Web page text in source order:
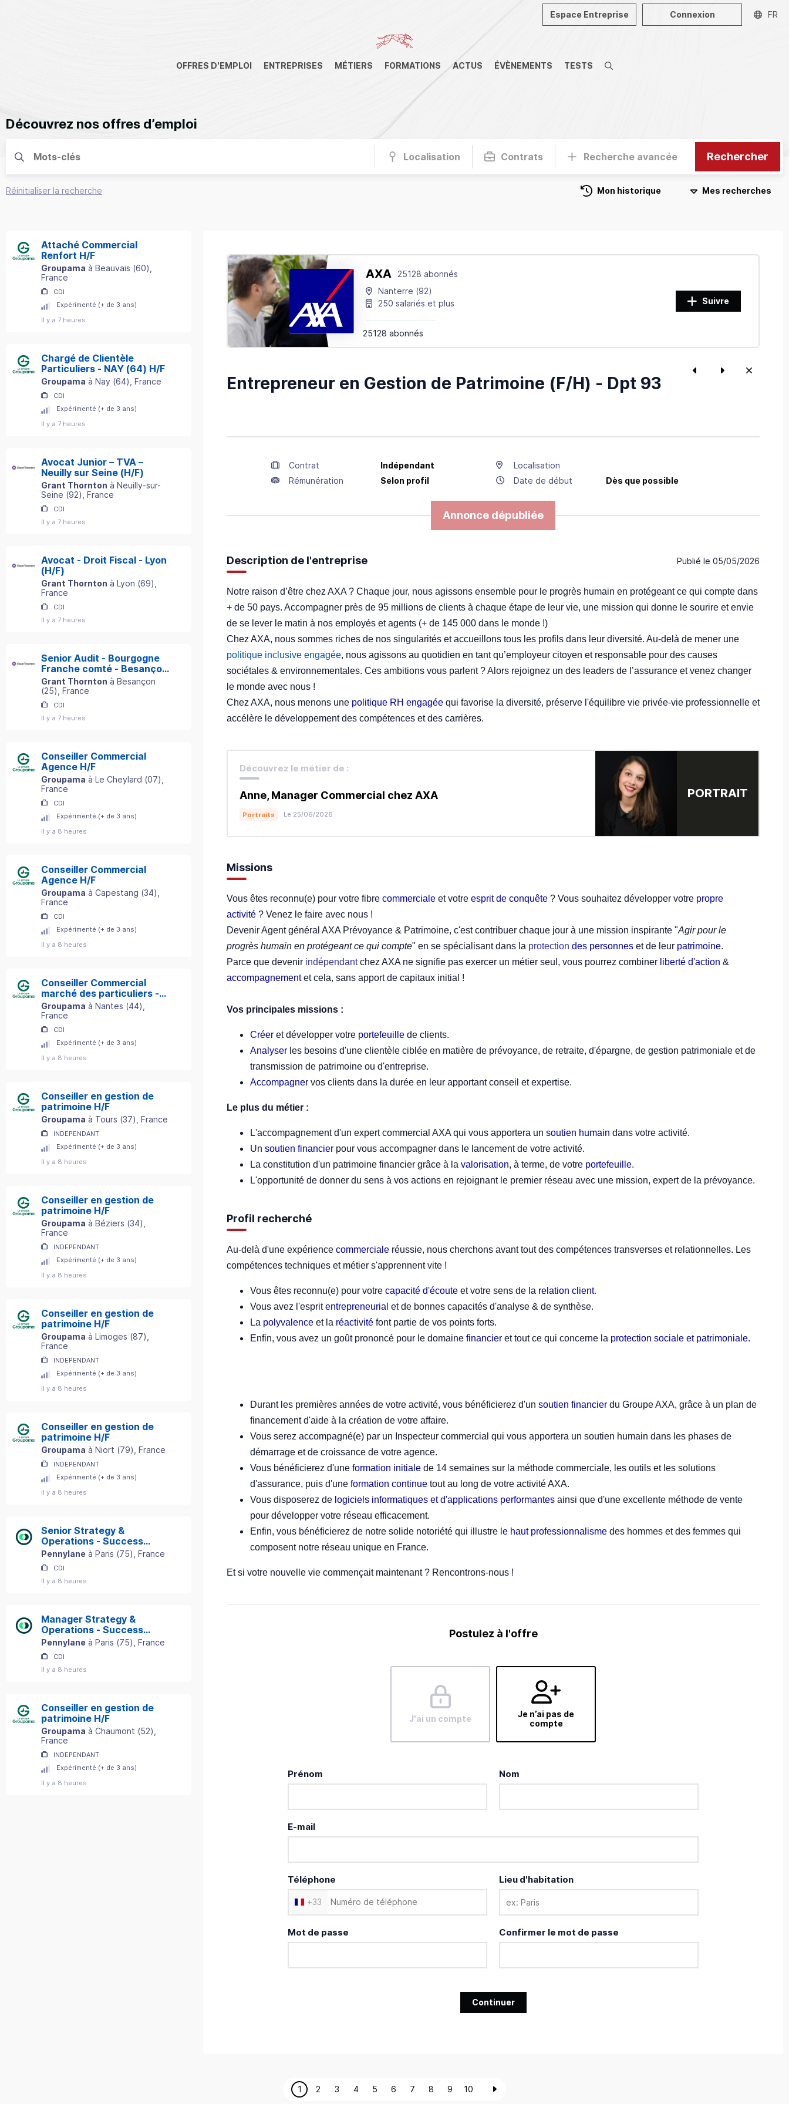
OFFRES D'EMPLOI ENTREPRISES MÉTIERS FORMATIONS ACTUS ÉVÈNEMENTS TESTS Recherche
Espace Entreprise Connexion FR
Découvrez nos offres d’emploi
Localisation Contrats Recherche avancée Rechercher
Réinitialiser la recherche Mon historique Mes recherches
Attaché Commercial
Renfort H/F
Groupama à Beauvais (60)
France
CDI
Expérimenté (+ de 3 ans)
Il y a 7 heures
Chargé de Clientèle
Particuliers - NAY (64) H/F
Groupama à Nay (64) , France
CDI
Expérimenté (+ de 3 ans)
Il y a 7 heures
Avocat Junior – TVA –
Neuilly sur Seine (H/F)
Grant Thornton à Neuilly-sur-
Seine (92) , France
CDI
Il y a 7 heures
Avocat - Droit Fiscal - Lyon
(H/F)
Grant Thornton à Lyon (69)
France
CDI
Il y a 7 heures
Senior Audit - Bourgogne
Franche comté - Besançon
(H/F)
Grant Thornton à Besançon
(25) , France
CDI
Il y a 7 heures
Conseiller Commercial
Agence H/F
Groupama à Le Cheylard (07)
France
CDI
Expérimenté (+ de 3 ans)
Il y a 8 heures
Conseiller Commercial
Agence H/F
Groupama à Capestang (34)
France
CDI
Expérimenté (+ de 3 ans)
Il y a 8 heures
Conseiller Commercial
marché des particuliers -
Département 44 H/F
Groupama à Nantes (44)
France
CDI
Expérimenté (+ de 3 ans)
Il y a 8 heures
Conseiller en gestion de
patrimoine H/F
Groupama à Tours (37) , France
INDEPENDANT
Expérimenté (+ de 3 ans)
Il y a 8 heures
Conseiller en gestion de
patrimoine H/F
Groupama à Béziers (34)
France
INDEPENDANT
Expérimenté (+ de 3 ans)
Il y a 8 heures
Conseiller en gestion de
patrimoine H/F
Groupama à Limoges (87)
France
INDEPENDANT
Expérimenté (+ de 3 ans)
Il y a 8 heures
Conseiller en gestion de
patrimoine H/F
Groupama à Niort (79) , France
INDEPENDANT
Expérimenté (+ de 3 ans)
Il y a 8 heures
Senior Strategy &
Operations - Success
Department
Pennylane à Paris (75) , France
CDI
Il y a 8 heures
Manager Strategy &
Operations - Success
Department
Pennylane à Paris (75) , France
CDI
Il y a 8 heures
Conseiller en gestion de
patrimoine H/F
Groupama à Chaumont (52)
France
INDEPENDANT
Expérimenté (+ de 3 ans)
Il y a 8 heures
AXA
25128 abonnés
Nanterre (92)
250 salariés et plus
25128 abonnés
Suivre
Entrepreneur en Gestion de Patrimoine (F/H) - Dpt 93
Contrat Indépendant
Localisation
Rémunération
Selon profil Date de début Dès que possible
Annonce dépubliée
Publié le 05/05/2026
Description de l'entreprise
Notre raison d’être chez AXA ? Chaque jour, nous agissons ensemble pour le progrès humain en protégeant ce qui compte dans
+ de 50 pays. Accompagner près de 95 millions de clients à chaque étape de leur vie, une mission qui donne le sourire et envie
de se lever le matin à nos employés et agents (+ de 145 000 dans le monde !)
Chez AXA, nous sommes riches de nos singularités et accueillons tous les profils dans leur diversité. Au-delà de mener une
politique inclusive engagée, nous agissons au quotidien en tant qu’employeur citoyen et responsable pour des causes
sociétales & environnementales. Ces ambitions vous parlent ? Alors rejoignez un des leaders de l’assurance et venez changer
le monde avec nous !
Chez AXA, nous menons une politique RH engagée qui favorise la diversité, préserve l'équilibre vie privée-vie professionnelle et
accélère le développement des compétences et des carrières.
Découvrez le métier de :
Anne, Manager Commercial chez AXA
Portraits Le 25/06/2026
PORTRAIT
Missions
Vous êtes reconnu(e) pour votre fibre commerciale et votre esprit de conquête ? Vous souhaitez développer votre propre
activité ? Venez le faire avec nous !
Devenir Agent général AXA Prévoyance & Patrimoine, c'est contribuer chaque jour à une mission inspirante "Agir pour le
progrès humain en protégeant ce qui compte" en se spécialisant dans la protection des personnes et de leur patrimoine.
Parce que devenir indépendantchez AXA ne signifie pas exercer un métier seul, vous pourrez combiner liberté d'action &
accompagnementet cela, sans apport de capitaux initial !
Vos principales missions :
Créer et développer votre portefeuille de clients.
Analyser les besoins d'une clientèle ciblée en matière de prévoyance, de retraite, d'épargne, de gestion patrimoniale et de
transmission de patrimoine ou d'entreprise.
Accompagner vos clients dans la durée en leur apportant conseil et expertise.
Le plus du métier :
L'accompagnement d'un expert commercial AXA qui vous apportera un soutien humain dans votre activité.
Un soutien financier pour vous accompagner dans le lancement de votre activité.
La constitution d'un patrimoine financier grâce à la valorisation, à terme, de votre portefeuille.
L'opportunité de donner du sens à vos actions en rejoignant le premier réseau avec une mission, expert de la prévoyance.
Profil recherché
Au-delà d'une expérience commerciale réussie, nous cherchons avant tout des compétences transverses et relationnelles. Les
compétences techniques et métier s'apprennent vite !
Vous êtes reconnu(e) pour votre capacité d'écoute et votre sens de la relation client.
Vous avez l'espritentrepreneurial et de bonnes capacités d'analyse & de synthèse.
La polyvalence et la réactivité font partie de vos points forts.
Enfin, vous avez un goût prononcé pour le domaine financier et tout ce qui concerne la protection sociale et patrimoniale.
Durant les premières années de votre activité, vous bénéficierez d'un soutien financier du Groupe AXA, grâce à un plan de
financement d'aide à la création de votre affaire.
Vous serez accompagné(e) par un Inspecteur commercial qui vous apportera un soutien humain dans les phases de
démarrage et de croissance de votre agence.
Vous bénéficierez d'une formation initiale de 14 semaines sur la méthode commerciale, les outils et les solutions
d'assurance, puis d'une formation continue tout au long de votre activité AXA.
Vous disposerez de logiciels informatiques et d'applications performantes ainsi que d'une excellente méthode de vente
pour développer votre réseau efficacement.
Enfin, vous bénéficierez de notre solide notoriété qui illustre le haut professionnalisme des hommes et des femmes qui
composent notre réseau unique en France.
Et si votre nouvelle vie commençait maintenant ? Rencontrons-nous !
Postulez à l'offre
J'ai un compte
Je n’ai pas de
compte
Prénom Nom
E-mail
Téléphone
+33
Lieu d'habitation
Mot de passe Confirmer le mot de passe
Continuer
1 2 3 4 5 6 7 8 9 10